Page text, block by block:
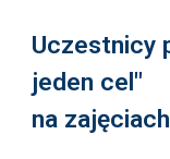
Uczestnicy
jeden cel"
na